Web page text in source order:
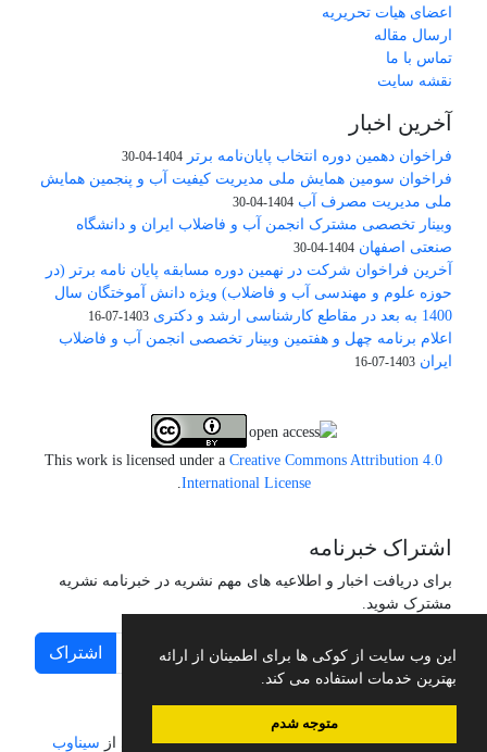
این وب سایت از کوکی ها برای اطمینان از ارائه
بهترین خدمات استفاده می کند.
متوجه شدم
اعضای هیات تحریریه
ارسال مقاله
تماس با ما
نقشه سایت
آخرین اخبار
فراخوان دهمین دوره انتخاب پایان‌نامه برتر 1404-04-30
فراخوان سومین همایش ملی مدیریت کیفیت آب و پنجمین همایش
ملی مدیریت مصرف آب 1404-04-30
وبینار تخصصی مشترک انجمن آب و فاضلاب ایران و دانشگاه
صنعتی اصفهان 1404-04-30
آخرین فراخوان شرکت در نهمین دوره مسابقه پایان نامه برتر (در
حوزه علوم و مهندسی آب و فاضلاب) ویژه دانش آموختگان سال
1400 به بعد در مقاطع کارشناسی ارشد و دکتری
1403-07-16
اعلام برنامه چهل و هفتمین وبینار تخصصی انجمن آب و فاضلاب
ایران 1403-07-16
This work is licensed under a Creative Commons Attribution 4.0
International License
.
اشتراک خبرنامه
برای دریافت اخبار و اطلاعیه های مهم نشریه در خبرنامه نشریه
مشترک شوید.
اشتراک
سامانه مدیریت نشریات علمی.طراحی و پیاده سازی از سیناوب